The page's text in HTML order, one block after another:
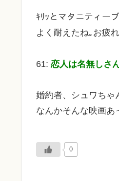
ｷﾘｯとマタニティー
よく耐えたね｡お疲
61: 恋人は名無しさ
婚約者、シュワちゃ
なんかそんな映画あ
0